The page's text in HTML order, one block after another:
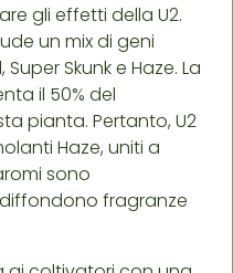
gli effetti della U2.
un mix di geni
Super Skunk e Haze. La
il 50% del
pianta. Pertanto, U2
Haze, uniti a
sono
fragranze